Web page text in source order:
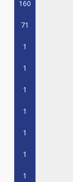
160
71
1
1
1
1
1
1
1